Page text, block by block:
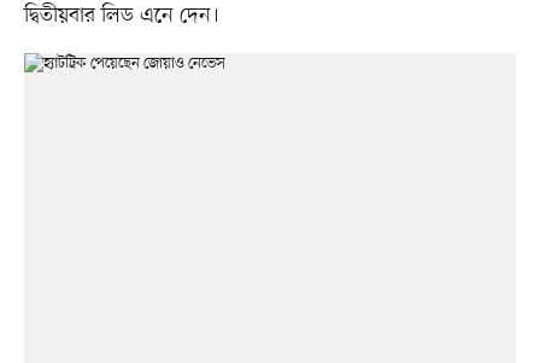
দ্বিতীয়বার লিড এনে দেন।